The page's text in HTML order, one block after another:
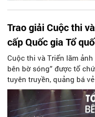
Trao giải Cuộc thi
cấp Quốc gia Tổ
Cuộc thi và Triển lãm
bên bờ sóng” được tổ
tuyên truyền, quảng bá
nhiên, con người vùng
động cuộc sống, lao
quyền, an ninh biển,